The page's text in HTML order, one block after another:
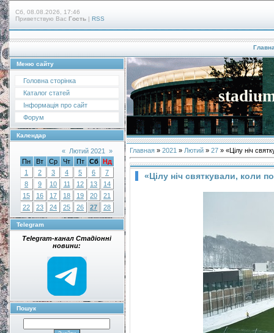
Сб, 08.08.2026, 17:46
Приветствую Вас Гость| RSS
Меню сайту
Головна сторінка
Каталог статей
Інформація про сайт
Форум
Календар
« Лютий 2021
»
Пн
Вт Ср Чт Пт Сб
Нд
1
2 3 4 5 6
7
8
9 10 11 12 13
14
15
16 17 18 19 20
21
22
23 24 25 26 27 28
Telegram
Telegram-канал Стадіонні
новини:
Пошук
Главная» 2021 » Лютий » 27» «Цілу ніч
«Цілу ніч святкували, коли